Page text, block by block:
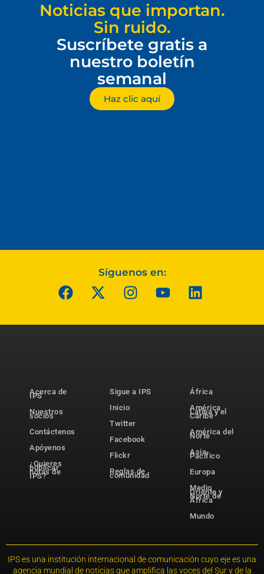
Noticias que importan.
Sin ruido.
Suscríbete gratis a
nuestro boletín
semanal
Haz clic aquí
Síguenos en:
Acerca de
IPS
Nuestros
socios
Contáctenos
Apóyenos
¿Quieres
publicar
notas de
IPS?
Sigue a IPS
Inicio
Twitter
Facebook
Flickr
Reglas de
comunidad
África
América
Latina y el
Caribe
América del
Norte
Asia-
Pacífico
Europa
Medio
Oriente y
Norte de
África
Mundo
IPS es una institución internacional de comunicación cuyo eje es una
agencia mundial de noticias que amplifica las voces del Sur y de la